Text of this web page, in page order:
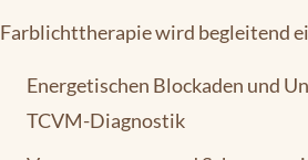
Farblichttherapie wird begleitend
Energetischen Blockaden und
TCVM-Diagnostik